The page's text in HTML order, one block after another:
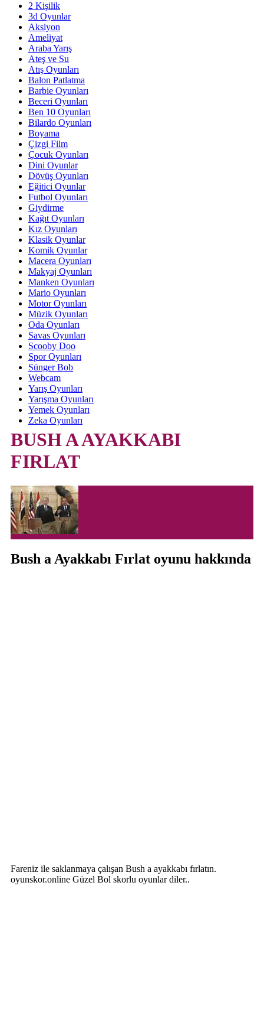
2 Kişilik
3d Oyunlar
Aksiyon
Ameliyat
Araba Yarış
Ateş ve Su
Atış Oyunları
Balon Patlatma
Barbie Oyunları
Beceri Oyunları
Ben 10 Oyunları
Bilardo Oyunları
Boyama
Çizgi Film
Çocuk Oyunları
Dini Oyunlar
Dövüş Oyunları
Eğitici Oyunlar
Futbol Oyunları
Giydirme
Kağıt Oyunları
Kız Oyunları
Klasik Oyunlar
Komik Oyunlar
Macera Oyunları
Makyaj Oyunları
Manken Oyunları
Mario Oyunları
Motor Oyunları
Müzik Oyunları
Oda Oyunları
Savas Oyunları
Scooby Doo
Spor Oyunları
Sünger Bob
Webcam
Yarış Oyunları
Yarışma Oyunları
Yemek Oyunları
Zeka Oyunları
BUSH A AYAKKABI
FIRLAT
Bush a Ayakkabı Fırlat oyunu hakkında
Fareniz ile saklanmaya çalışan Bush a ayakkabı fırlatın.
oyunskor.online Güzel Bol skorlu oyunlar diler..